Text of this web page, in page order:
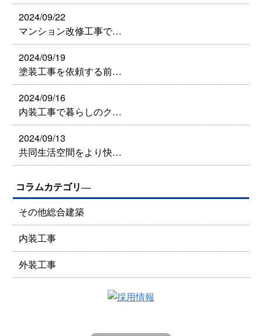
2024/09/22
マンション改修工事で…
2024/09/19
塗装工事を依頼する前…
2024/09/16
内装工事で暮らしのク…
2024/09/13
共同生活空間をより快…
コラムカテゴリ―
その他総合建築
内装工事
外装工事